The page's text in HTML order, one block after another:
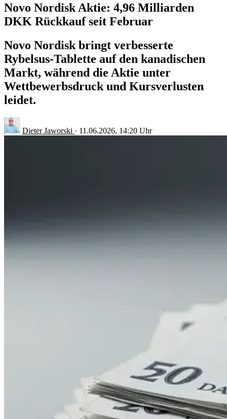
Novo Nordisk Aktie: 4,96 Milliarden
DKK Rückkauf seit Februar
Novo Nordisk bringt verbesserte
Rybelsus-Tablette auf den kanadischen
Markt, während die Aktie unter
Wettbewerbsdruck und Kursverlusten
leidet.
Dieter Jaworski · 11.06.2026, 14:20 Uhr